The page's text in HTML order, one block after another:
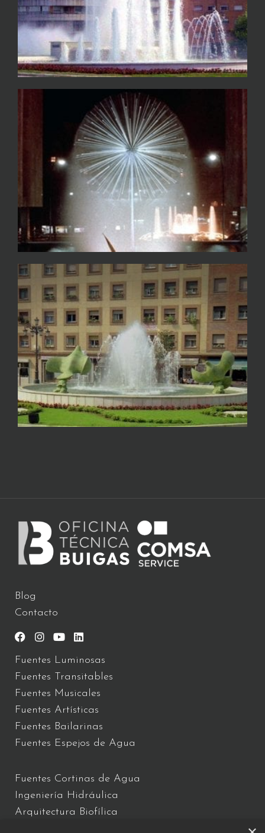
Blog
Contacto
Fuentes Luminosas
Fuentes Transitables
Fuentes Musicales
Fuentes Artísticas
Fuentes Bailarinas
Fuentes Espejos de Agua
Fuentes Cortinas de Agua
Ingeniería Hidráulica
Arquitectura Biofílica